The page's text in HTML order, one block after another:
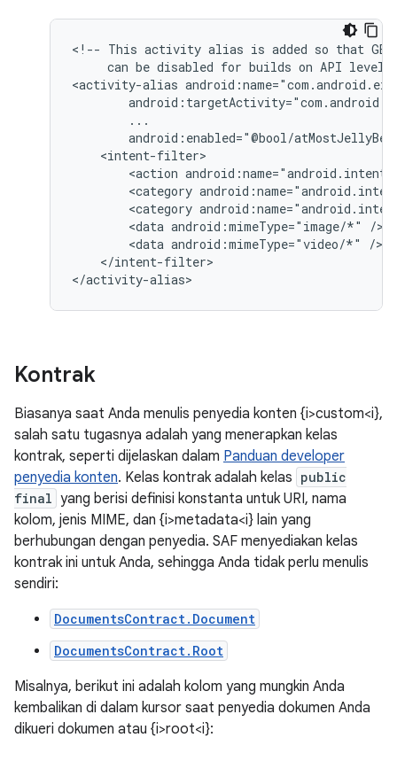
<!-- This activity alias is added so that
can be disabled for builds on API level
<activity-alias
<action
<category
<category
<data android:mimeType="image/*"
<data android:mimeType="video/*"
</intent-filter>
</activity-alias>
Kontrak
Biasanya saat Anda menulis penyedia konten {i>custom<i},
salah satu tugasnya adalah yang menerapkan kelas
kontrak, seperti dijelaskan dalam Panduan developer
penyedia konten. Kelas kontrak adalah kelas public
final yang berisi definisi konstanta untuk URI, nama
kolom, jenis MIME, dan {i>metadata<i} lain yang
berhubungan dengan penyedia. SAF menyediakan kelas
kontrak ini untuk Anda, sehingga Anda tidak perlu menulis
sendiri:
DocumentsContract.Document
DocumentsContract.Root
Misalnya, berikut ini adalah kolom yang mungkin Anda
kembalikan di dalam kursor saat penyedia dokumen Anda
dikueri dokumen atau {i>root<i}: